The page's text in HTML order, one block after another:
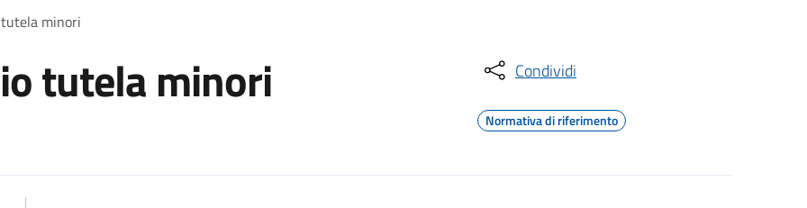
minori
tutela minori Condividi
Normativa di riferimento